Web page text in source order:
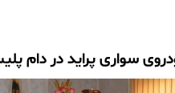
سواری پراید در دام